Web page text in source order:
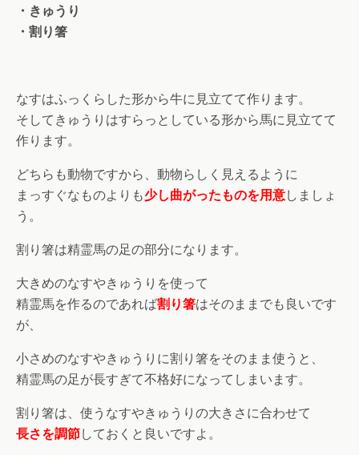
・きゅうり
・割り箸
なすはふっくらした形から牛に見立てて作ります。
そしてきゅうりはすらっとしている形から馬に見立てて
作ります。
どちらも動物ですから、動物らしく見えるように
まっすぐなものよりも少し曲がったものを用意しましょ
う。
割り箸は精霊馬の足の部分になります。
大きめのなすやきゅうりを使って
精霊馬を作るのであれば割り箸はそのままでも良いです
が、
小さめのなすやきゅうりに割り箸をそのまま使うと、
精霊馬の足が長すぎて不格好になってしまいます。
割り箸は、使うなすやきゅうりの大きさに合わせて
長さを調節しておくと良いですよ。